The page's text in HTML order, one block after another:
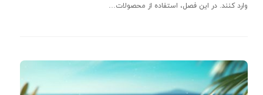
وارد کنند. در این فصل، استفاده از محصولات…